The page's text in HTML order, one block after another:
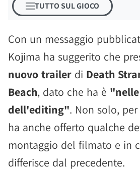
TUTTO SUL GIOCO
Con un messaggio
Kojima ha suggerito che
nuovo trailer di Death
Beach, dato che ha è
dell'editing". Non solo,
ha anche offerto qualche
montaggio del filmato e in
differisce dal precedente.